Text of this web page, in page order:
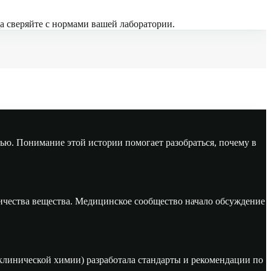
сверяйте с нормами вашей лаборатории.
Понимание этой истории помогает разобраться, почему в
вещества. Медицинское сообщество начало обсуждение
химии) разработала стандарты и рекомендации по